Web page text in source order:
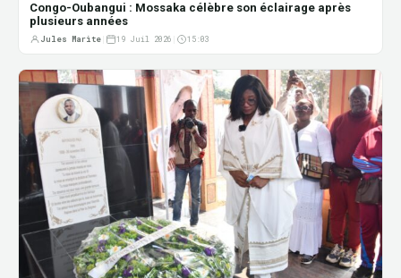
Congo-Oubangui : Mossaka célèbre son éclairage après
plusieurs années
Jules Marite 19 Juil 2026 15:03